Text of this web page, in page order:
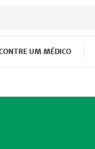
UM MÉDICO